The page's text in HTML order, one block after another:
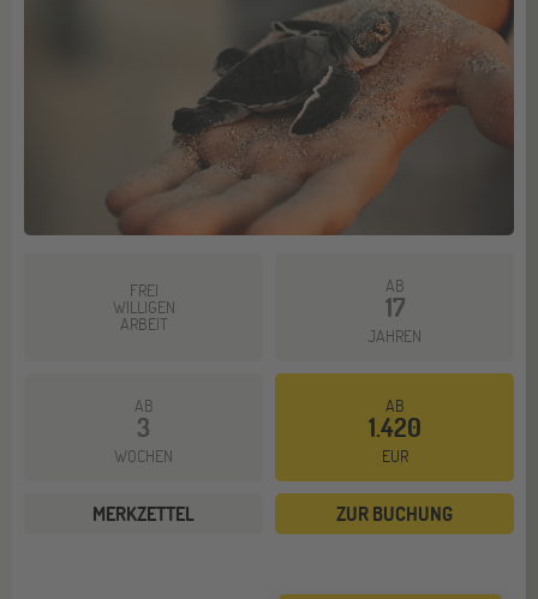
FREI
WILLIGEN
ARBEIT
AB
17
JAHREN
AB
3
WOCHEN
AB
1.420
EUR
MERKZETTEL ZUR BUCHUNG